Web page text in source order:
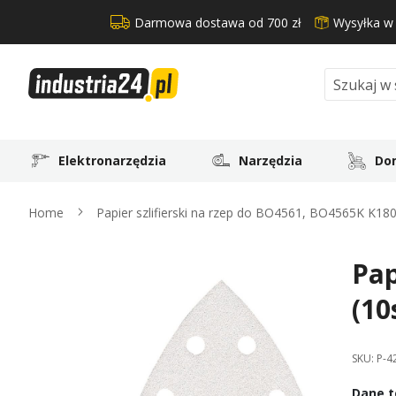
Darmowa dostawa od 700 zł Wysyłka
Search
Elektronarzędzia Narzędzia
Home Papier szlifierski na rzep do BO4561, BO4565K
images
SKU: P-